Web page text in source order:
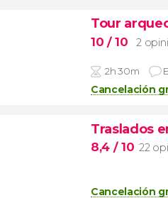
Tour
10 / 10 2
2h 30m
Cancelación
Traslados
8,4 / 10 22
Cancelación